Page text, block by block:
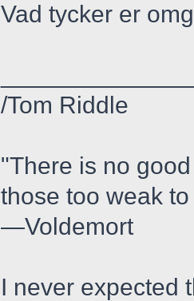
Vad tycker er
/Tom Riddle
"There is no
those too weak
—Voldemort
I never expected